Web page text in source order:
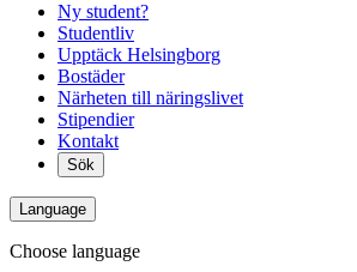
Ny student?
Studentliv
Upptäck Helsingborg
Bostäder
Närheten till näringslivet
Stipendier
Kontakt
Sök
Language
Choose language